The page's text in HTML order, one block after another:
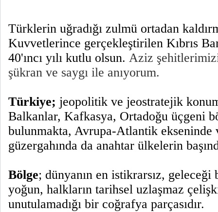
Türklerin uğradığı zulmü ortadan
Kuvvetlerince gerçekleştirilen Kıbrıs
40'ıncı yılı kutlu olsun. Aziz
şükran ve saygı ile anıyorum.
Türkiye; jeopolitik ve jeostratejik
Balkanlar, Kafkasya, Ortadoğu üçgeni
bulunmakta, Avrupa-Atlantik ekseninde
güzergahında da anahtar ülkelerin
Bölge; dünyanın en istikrarsız, geleceği
yoğun, halkların tarihsel uzlaşmaz
unutulamadığı bir coğrafya parçasıdır.